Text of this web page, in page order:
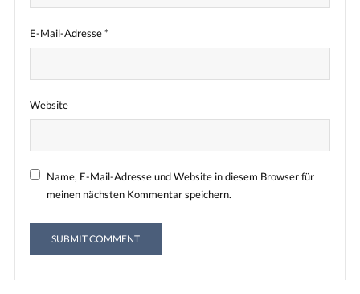
E-Mail-Adresse*
Website
Name, E-Mail-Adresse und Website in diesem Browser für
meinen nächsten Kommentar speichern.